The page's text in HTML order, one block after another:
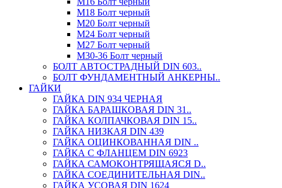
М18 Болт черный
М20 Болт черный
М24 Болт черный
М27 Болт черный
М30-36 Болт черный
БОЛТ АВТОСТРАДНЫЙ DIN 603..
БОЛТ ФУНДАМЕНТНЫЙ АНКЕРНЫ..
ГАЙКИ
ГАЙКА DIN 934 ЧЕРНАЯ
ГАЙКА БАРАШКОВАЯ DIN 31..
ГАЙКА КОЛПАЧКОВАЯ DIN 15..
ГАЙКА НИЗКАЯ DIN 439
ГАЙКА ОЦИНКОВАННАЯ DIN ..
ГАЙКА С ФЛАНЦЕМ DIN 6923
ГАЙКА САМОКОНТРЯЩАЯСЯ D..
ГАЙКА СОЕДИНИТЕЛЬНАЯ DIN..
ГАЙКА УСОВАЯ DIN 1624